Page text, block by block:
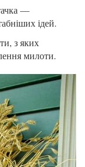
—
ідей.
з яких
милоти.